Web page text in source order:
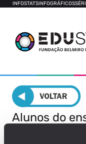
INFOSTATSINFOGRÁFICOS
Alunos do